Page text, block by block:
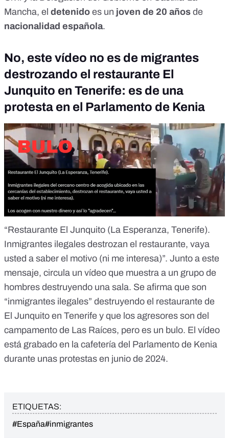
Mancha, el detenido es un joven de 20 años de
nacionalidad española.
No, este vídeo no es de migrantes
destrozando el restaurante El
Junquito en Tenerife: es de una
protesta en el Parlamento de Kenia
“Restaurante El Junquito (La Esperanza, Tenerife).
Inmigrantes ilegales destrozan el restaurante, vaya
usted a saber el motivo (ni me interesa)”. Junto a este
mensaje, circula un vídeo que muestra a un grupo de
hombres destruyendo una sala. Se afirma que son
“inmigrantes ilegales” destruyendo el restaurante de
El Junquito en Tenerife y que los agresores son del
campamento de Las Raíces, pero es un bulo. El vídeo
está grabado en la cafetería del Parlamento de Kenia
durante unas protestas en junio de 2024.
ETIQUETAS:
#España#inmigrantes